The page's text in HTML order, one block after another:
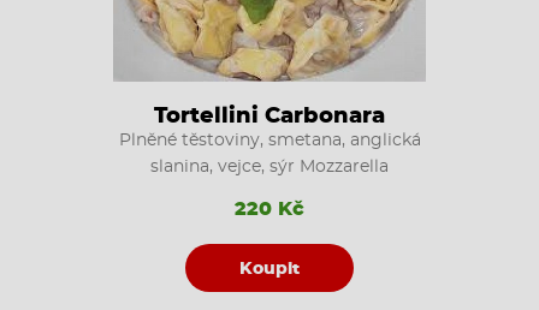
Tortellini Carbonara
Plněné těstoviny, smetana, anglická
slanina, vejce, sýr Mozzarella
220 Kč
Koupit